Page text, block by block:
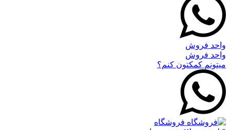
واحد فروش
واحد فروش
میتونم کمکتون کنم؟
فروشگاه